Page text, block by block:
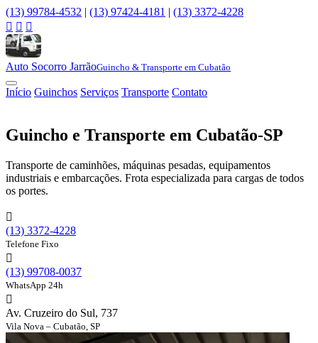
(13) 99784-4532 | (13) 97424-4181 | (13) 3372-4228
  
Auto Socorro JarrãoGuincho & Transporte em Cubatão
Início Guinchos Serviços Transporte Contato
Guincho e Transporte em Cubatão-SP
Transporte de caminhões, máquinas pesadas, equipamentos
industriais e embarcações. Frota especializada para cargas de todos
os portes.

(13) 3372-4228
Telefone Fixo

(13) 99708-0037
WhatsApp 24h

Av. Cruzeiro do Sul, 737
Vila Nova – Cubatão, SP